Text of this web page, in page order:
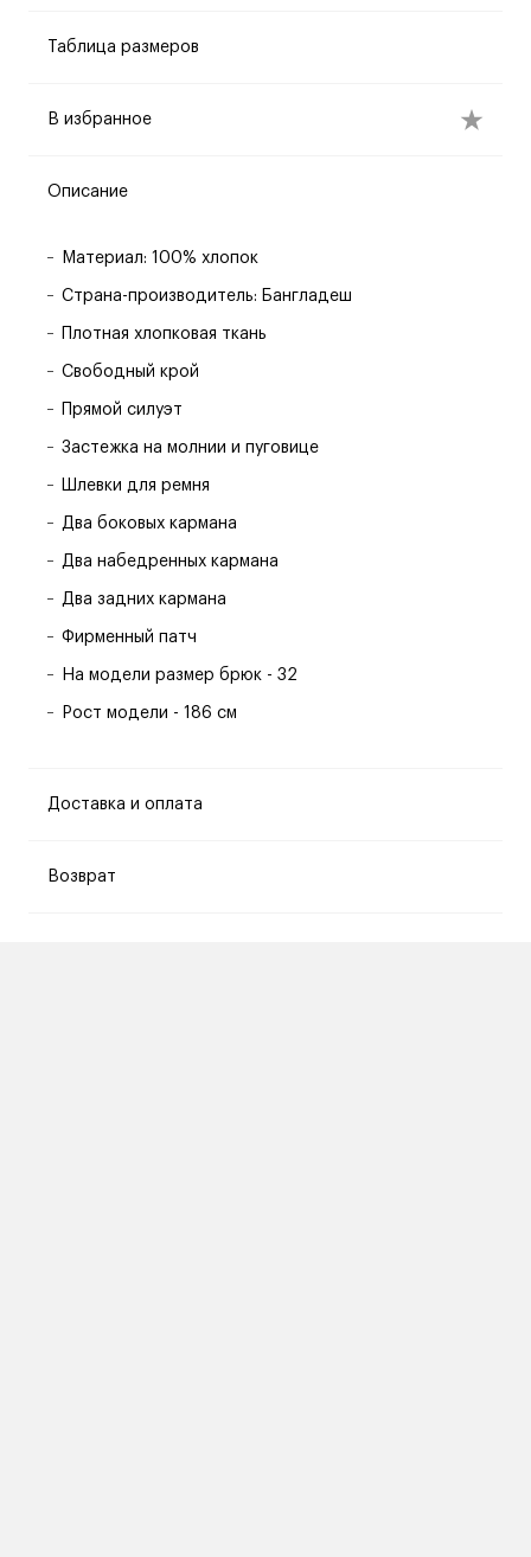
Таблица размеров
В избранное
Описание
Материал: 100% хлопок
Страна-производитель: Бангладеш
Плотная хлопковая ткань
Свободный крой
Прямой силуэт
Застежка на молнии и пуговице
Шлевки для ремня
Два боковых кармана
Два набедренных кармана
Два задних кармана
Фирменный патч
На модели размер брюк - 32
Рост модели - 186 см
Доставка и оплата
Возврат